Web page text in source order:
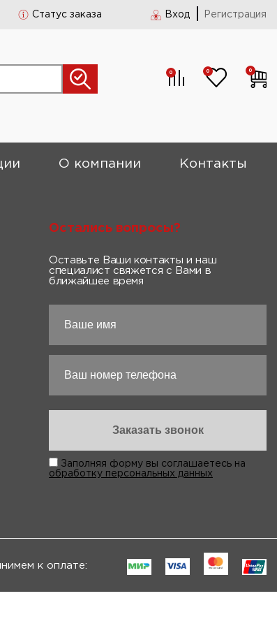
Статус заказа Вход Регистрация
0 0 0
О компании Контакты
Остались вопросы?
Оставьте Ваши контакты и наш
специалист свяжется с Вами в
ближайшее время
Заполняя форму вы соглашаетесь на
обработку персональных данных
к оплате: